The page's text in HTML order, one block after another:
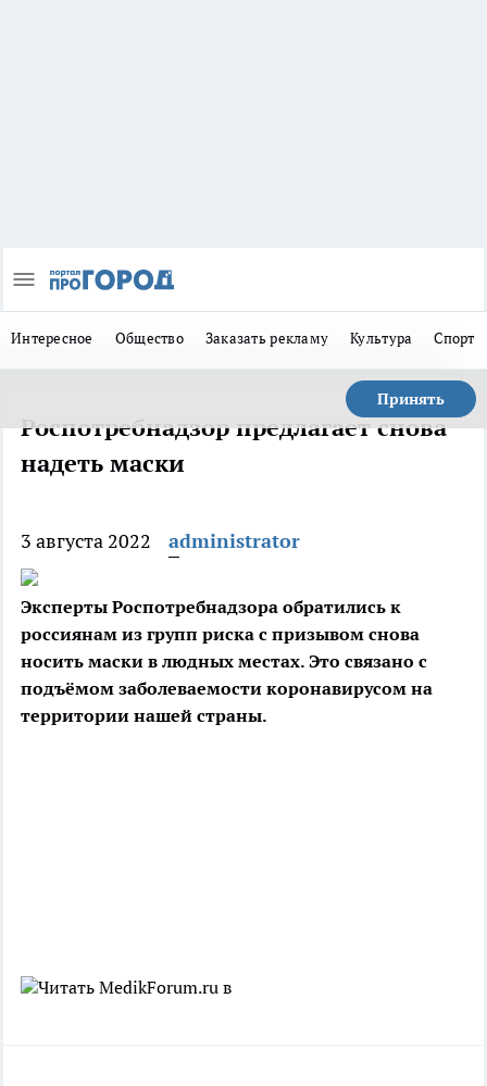
Интересное Общество Заказать рекламу Культура Спорт
Принять
Роспотребнадзор предлагает снова
надеть маски
3 августа 2022 administrator
Эксперты Роспотребнадзора обратились к
россиянам из групп риска с призывом снова
носить маски в людных местах. Это связано с
подъёмом заболеваемости коронавирусом на
территории нашей страны.
Читать MedikForum.ru в